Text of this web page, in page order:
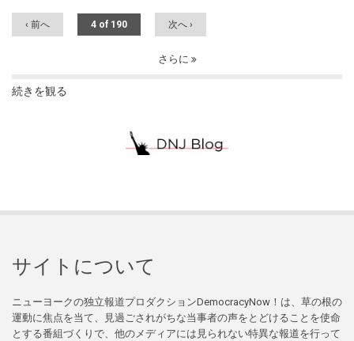
‹ 前へ 4 of 190 次へ ›
さらに
続きを観る
サイトについて
ニューヨークの独立報道プロダクションDemocracyNow！は、草の根の
運動に焦点を当て、見過ごされがちな当事者の声をとどけることを使命
とする番組づくりで、他のメディアには見られない特異な報道を行って